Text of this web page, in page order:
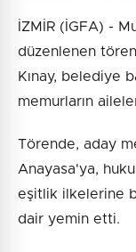
İZMİR (İGFA) -
düzenlenen
Kınay, belediye
memurların
Törende, aday
Anayasa'ya,
eşitlik ilkelerine
dair yemin etti.